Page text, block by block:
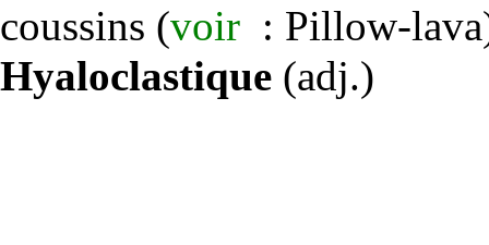
coussins (voir : Pillow-lava
Hyaloclastique (adj.)